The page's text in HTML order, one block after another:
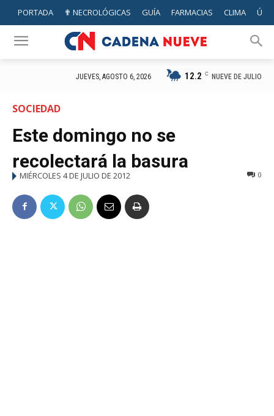
PORTADA ✟ NECROLÓGICAS GUÍA FARMACIAS CLIMA
JUEVES, AGOSTO 6, 2026 12.2 C NUEVE DE JULIO
SOCIEDAD
Este domingo no se
recolectará la basura
MIÉRCOLES 4 DE JULIO DE 2012 0